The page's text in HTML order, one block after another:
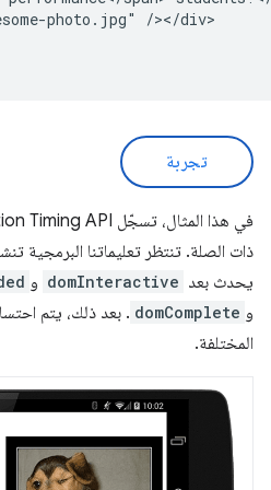
photo.jpg" /></div>
تجربة
ذات الصلة. تنتظر تعليماتنا البرمجية
يحدث بعد domInteractive و
و domComplete . بعد ذلك، يتم
المختلفة.